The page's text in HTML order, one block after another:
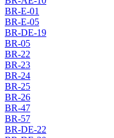
BR-E-01
BR-E-05
BR-DE-19
BR-05
BR-22
BR-23
BR-24
BR-25
BR-26
BR-47
BR-57
BR-DE-22